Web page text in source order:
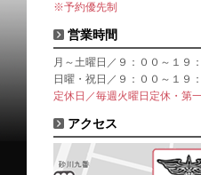
※予約優先制
営業時間
月～土曜日／９：００～１９
日曜・祝日／９：００～１９
定休日／毎週火曜日定休・第
アクセス